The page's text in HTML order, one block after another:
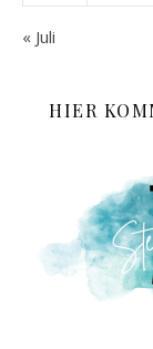
« Juli
HIER